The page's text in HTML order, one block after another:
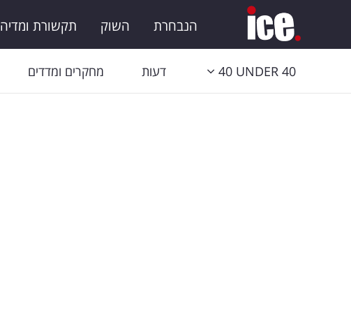
הנבחרת השוק תקשורת ומדיה
40 UNDER 40 דעות מחקרים ומדדים